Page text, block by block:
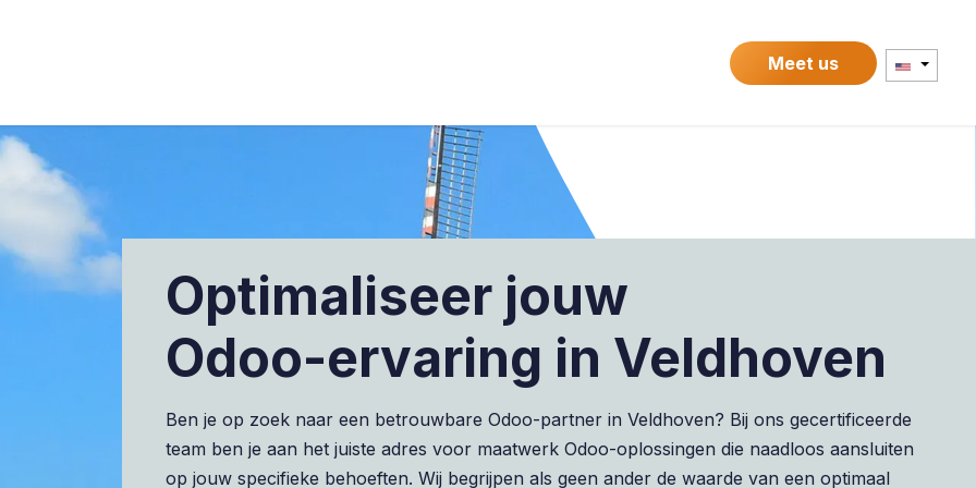
Meet us
Optimaliseer jouw
Odoo-ervaring in Veldhoven
Ben je op zoek naar een betrouwbare Odoo-partner in Veldhoven? Bij ons gecertificeerde
team ben je aan het juiste adres voor maatwerk Odoo-oplossingen die naadloos aansluiten
op jouw specifieke behoeften. Wij begrijpen als geen ander de waarde van een optimaal